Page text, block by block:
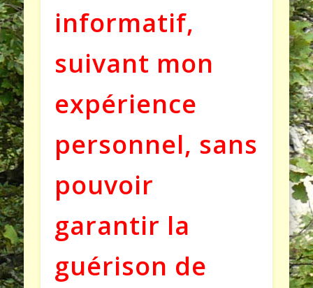
informatif,
suivant mon
expérience
personnel, sans
pouvoir
garantir la
guérison de